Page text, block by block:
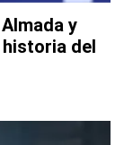
y
del